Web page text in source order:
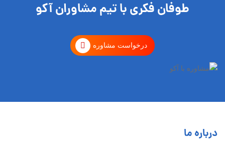
طوفان فکری با تیم مشاوران آکو
درخواست مشاوره
درباره ما